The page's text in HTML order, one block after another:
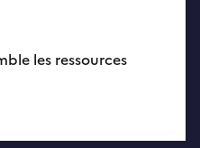
les ressources